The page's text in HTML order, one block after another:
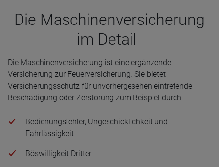
Die Maschi­nen­ver­si­che­rung
im Detail
Die Maschinenversicherung ist eine ergänzende
Versicherung zur Feuerversicherung. Sie bietet
Versicherungsschutz für unvorhergesehen eintretende
Beschädigung oder Zerstörung zum Beispiel durch
Bedienungsfehler, Ungeschicklichkeit und
Fahrlässigkeit
Böswilligkeit Dritter